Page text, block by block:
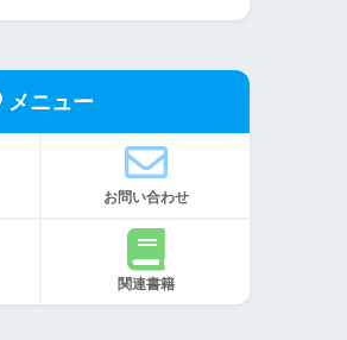
メニュー
お問い合わせ
関連書籍